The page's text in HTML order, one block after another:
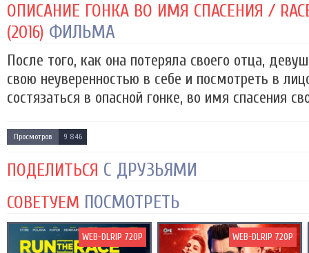
ОПИСАНИЕ ГОНКА ВО ИМЯ СПАСЕНИЯ / RACE
(2016) ФИЛЬМА
После того, как она потеряла своего отца,
свою неуверенностью в себе и посмотреть в
состязаться в опасной гонке, во имя спасения
Просмотров 9 846
ПОДЕЛИТЬСЯ С ДРУЗЬЯМИ
СОВЕТУЕМ ПОСМОТРЕТЬ
WEB-DLRIP 720P WEB-DLRIP 720P